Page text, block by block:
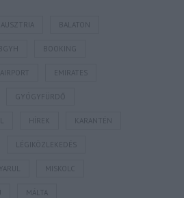
AUSZTRIA BALATON
BOOKING
EMIRATES
GYÓGYFÜRDŐ
HÍREK KARANTÉN
LÉGIKÖZLEKEDÉS
MISKOLC
MÁLTA